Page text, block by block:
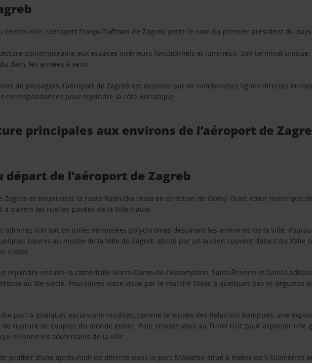
ville, l’aéroport Franjo-Tuđman de Zagreb porte le nom du premier président du
contemporaine aux espaces intérieurs fonctionnels et lumineux. Son terminal
dans les années à venir.
de passagers, l’aéroport de Zagreb est desservi par de nombreuses lignes directes
correspondances pour rejoindre la côte Adriatique.
principales aux environs de l’aéroport de
de l’aéroport de Zagreb
Zagreb et empruntez la route Radnička cesta en direction de Gornji Grad, cœur historique
travers les ruelles pavées de la Ville Haute.
admirez son toit en tuiles vernissées polychromes dessinant les armoiries de la ville.
heures au musée de la Ville de Zagreb abrité par un ancien couvent datant du XVIIe
croate.
rejoindre ensuite la cathédrale Notre-Dame-de-l’Assomption, Saint-Étienne et Saint-
au XIe siècle. Poursuivez votre visite par le marché Dolac à quelques pas et dégustez
part à quelques excursions insolites, comme le musée des Relations Rompues, une
rupture de couples du monde entier. Puis, rendez-vous au Tunel Grič pour arpenter une
sillonne les souterrains de la ville.
profiter d’une après-midi de détente dans le parc Makismir situé à moins de 5 kilomètres